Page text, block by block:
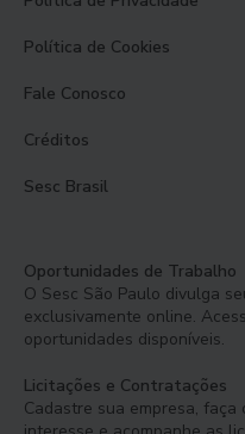
Política de Cookies
Fale Conosco
Créditos
Sesc Brasil
Oportunidades de Trabalho
O Sesc São Paulo divulga
exclusivamente online.
oportunidades disponíveis.
Licitações e Contratações
Cadastre sua empresa,